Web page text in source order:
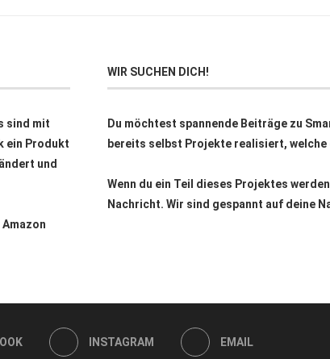
sind mit
ein Produkt
und
WIR SUCHEN DICH!
Du möchtest spannende Beiträge zu
bereits selbst Projekte realisiert,
Wenn du ein Teil dieses Projektes
Nachricht. Wir sind gespannt auf deine
INSTAGRAM EMAIL